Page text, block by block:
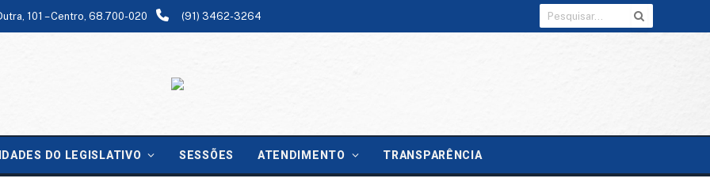
101 – Centro, 68.700-020 (91) 3462-3264
DO LEGISLATIVO SESSÕES ATENDIMENTO TRANSPARÊNCIA
02-03 at 08.35.12 (2)